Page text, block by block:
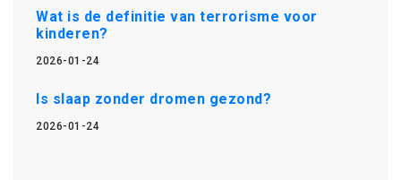
Wat is de definitie van terrorisme voor
kinderen?
2026-01-24
Is slaap zonder dromen gezond?
2026-01-24